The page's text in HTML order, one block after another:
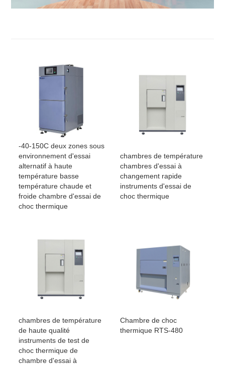
-40-150C deux zones sous
environnement d'essai
alternatif à haute
température basse
température chaude et
froide chambre d'essai de
choc thermique
chambres de température
chambres d'essai à
changement rapide
instruments d'essai de
choc thermique
chambres de température
de haute qualité
instruments de test de
choc thermique de
chambre d'essai à
Chambre de choc
thermique RTS-480